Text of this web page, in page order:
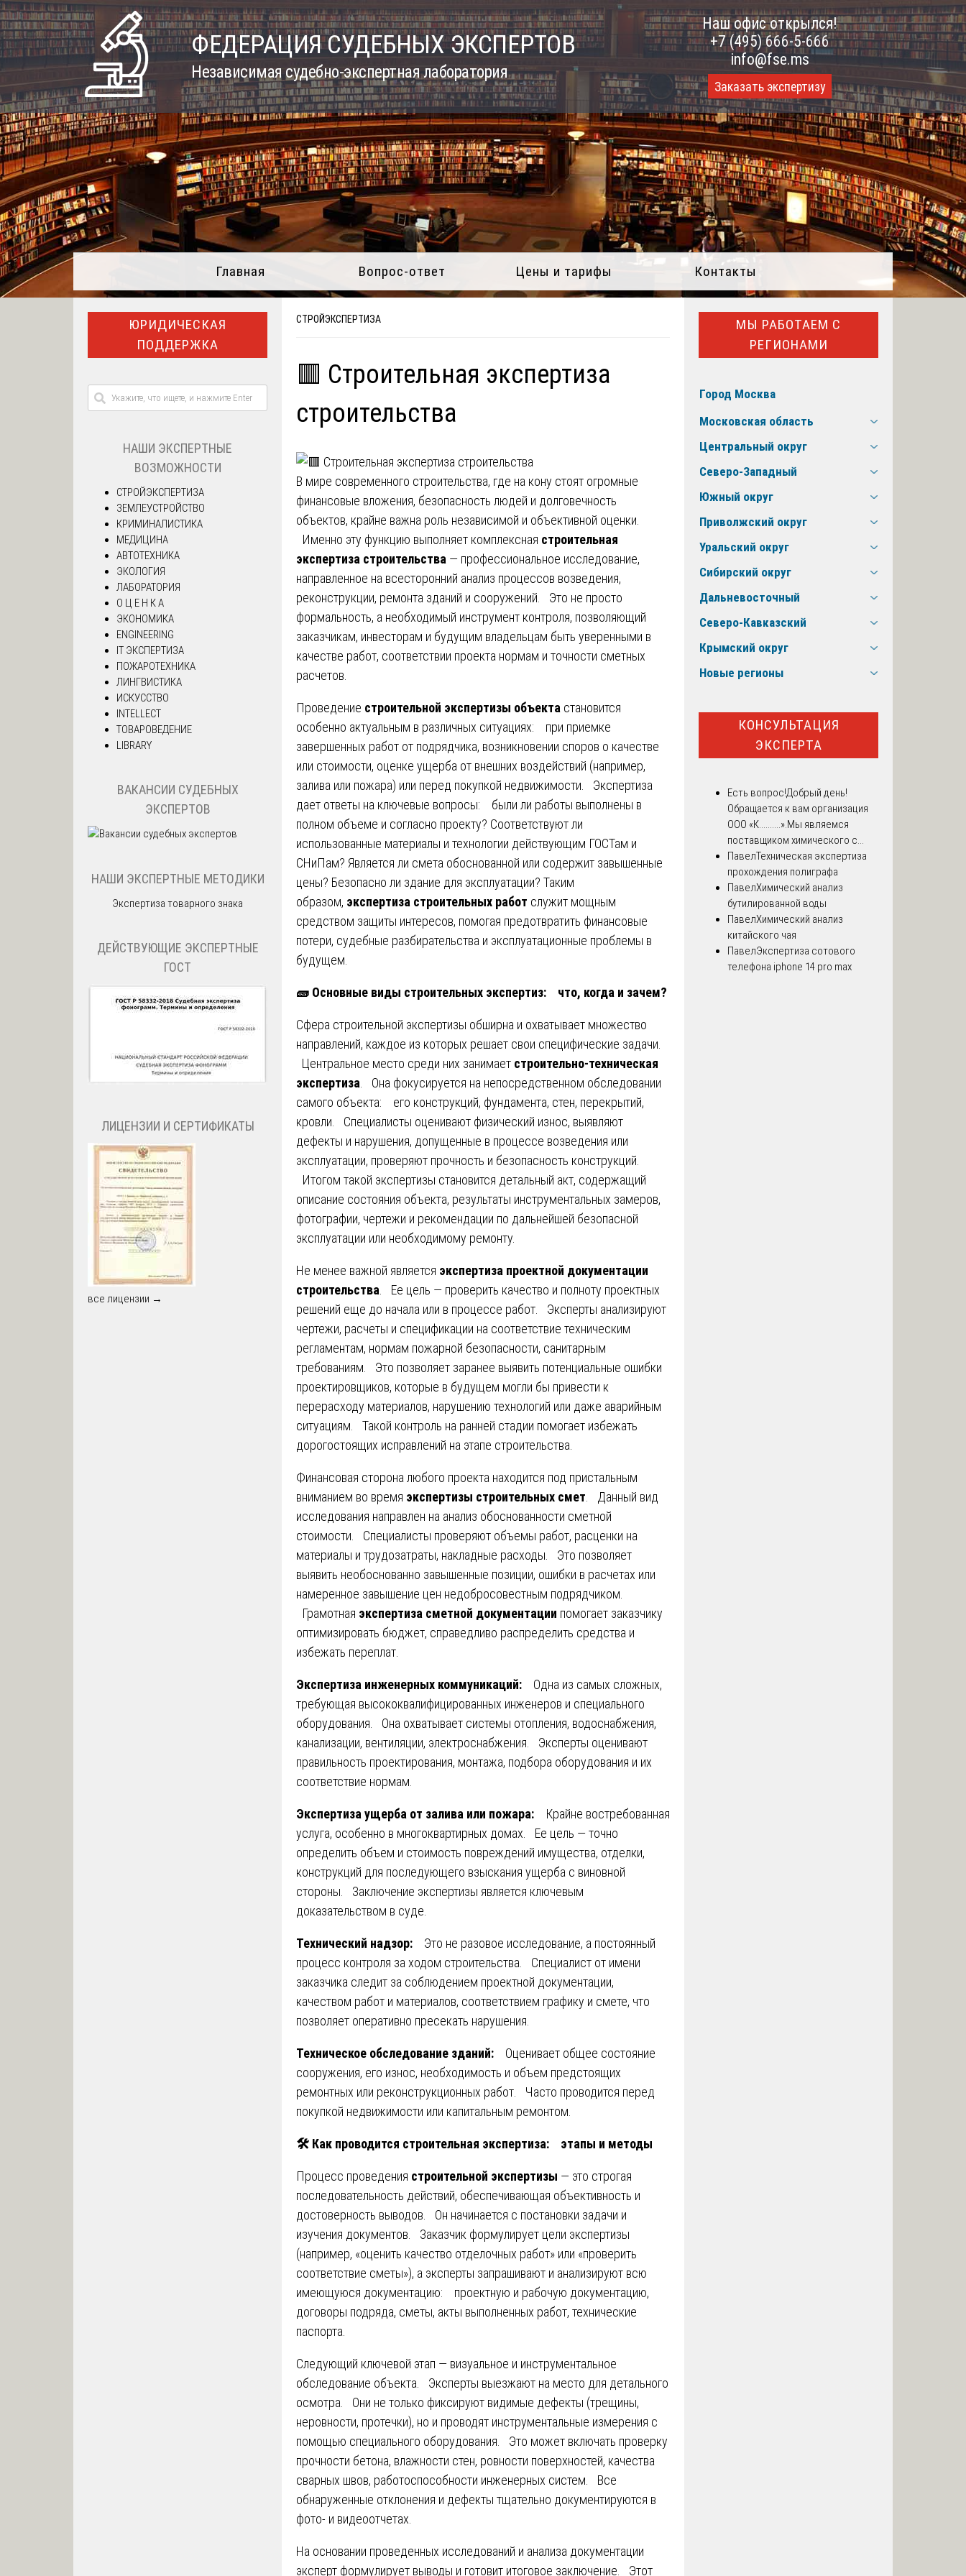
Skip
to
content
ФЕДЕРАЦИЯ СУДЕБНЫХ ЭКСПЕРТОВ
Независимая судебно-экспертная лаборатория
Наш офис открылся!
+7 (495) 666-5-666
info@fse.ms
Заказать экспертизу
Главная Вопрос-ответ Цены и тарифы Контакты
СТРОЙЭКСПЕРТИЗА
🟥 Строительная экспертиза
строительства
В мире современного строительства, где на кону стоят огромные
финансовые вложения, безопасность людей и долговечность
объектов, крайне важна роль независимой и объективной оценки.
Именно эту функцию выполняет комплексная строительная
экспертиза строительства — профессиональное исследование,
направленное на всесторонний анализ процессов возведения,
реконструкции, ремонта зданий и сооружений. Это не просто
формальность, а необходимый инструмент контроля, позволяющий
заказчикам, инвесторам и будущим владельцам быть уверенными в
качестве работ, соответствии проекта нормам и точности сметных
расчетов.
Проведение строительной экспертизы объекта становится
особенно актуальным в различных ситуациях: при приемке
завершенных работ от подрядчика, возникновении споров о качестве
или стоимости, оценке ущерба от внешних воздействий (например,
залива или пожара) или перед покупкой недвижимости. Экспертиза
дает ответы на ключевые вопросы: были ли работы выполнены в
полном объеме и согласно проекту? Соответствуют ли
использованные материалы и технологии действующим ГОСТам и
СНиПам? Является ли смета обоснованной или содержит завышенные
цены? Безопасно ли здание для эксплуатации? Таким
образом, экспертиза строительных работ служит мощным
средством защиты интересов, помогая предотвратить финансовые
потери, судебные разбирательства и эксплуатационные проблемы в
будущем.
🧱 Основные виды строительных экспертиз: что, когда и зачем?
Сфера строительной экспертизы обширна и охватывает множество
направлений, каждое из которых решает свои специфические задачи.
Центральное место среди них занимает строительно-техническая
экспертиза . Она фокусируется на непосредственном обследовании
самого объекта: его конструкций, фундамента, стен, перекрытий,
кровли. Специалисты оценивают физический износ, выявляют
дефекты и нарушения, допущенные в процессе возведения или
эксплуатации, проверяют прочность и безопасность конструкций.
Итогом такой экспертизы становится детальный акт, содержащий
описание состояния объекта, результаты инструментальных замеров,
фотографии, чертежи и рекомендации по дальнейшей безопасной
эксплуатации или необходимому ремонту.
Не менее важной является экспертиза проектной документации
строительства . Ее цель — проверить качество и полноту проектных
решений еще до начала или в процессе работ. Эксперты анализируют
чертежи, расчеты и спецификации на соответствие техническим
регламентам, нормам пожарной безопасности, санитарным
требованиям. Это позволяет заранее выявить потенциальные ошибки
проектировщиков, которые в будущем могли бы привести к
перерасходу материалов, нарушению технологий или даже аварийным
ситуациям. Такой контроль на ранней стадии помогает избежать
дорогостоящих исправлений на этапе строительства.
Финансовая сторона любого проекта находится под пристальным
вниманием во время экспертизы строительных смет . Данный вид
исследования направлен на анализ обоснованности сметной
стоимости. Специалисты проверяют объемы работ, расценки на
материалы и трудозатраты, накладные расходы. Это позволяет
выявить необоснованно завышенные позиции, ошибки в расчетах или
намеренное завышение цен недобросовестным подрядчиком.
Грамотная экспертиза сметной документации помогает заказчику
оптимизировать бюджет, справедливо распределить средства и
избежать переплат.
Экспертиза инженерных коммуникаций:
Одна из самых сложных,
требующая высококвалифицированных инженеров и специального
оборудования. Она охватывает системы отопления, водоснабжения,
канализации, вентиляции, электроснабжения. Эксперты оценивают
правильность проектирования, монтажа, подбора оборудования и их
соответствие нормам.
Экспертиза ущерба от залива или пожара:
Крайне востребованная
услуга, особенно в многоквартирных домах. Ее цель — точно
определить объем и стоимость повреждений имущества, отделки,
конструкций для последующего взыскания ущерба с виновной
стороны. Заключение экспертизы является ключевым
доказательством в суде.
Технический надзор:
Это не разовое исследование, а постоянный
процесс контроля за ходом строительства. Специалист от имени
заказчика следит за соблюдением проектной документации,
качеством работ и материалов, соответствием графику и смете, что
позволяет оперативно пресекать нарушения.
Техническое обследование зданий:
Оценивает общее состояние
сооружения, его износ, необходимость и объем предстоящих
ремонтных или реконструкционных работ. Часто проводится перед
покупкой недвижимости или капитальным ремонтом.
🛠 ️ Как проводится строительная экспертиза: этапы и методы
Процесс проведения строительной экспертизы — это строгая
последовательность действий, обеспечивающая объективность и
достоверность выводов. Он начинается с постановки задачи и
изучения документов. Заказчик формулирует цели экспертизы
(например, «оценить качество отделочных работ» или «проверить
соответствие сметы»), а эксперты запрашивают и анализируют всю
имеющуюся документацию: проектную и рабочую документацию,
договоры подряда, сметы, акты выполненных работ, технические
паспорта.
Следующий ключевой этап — визуальное и инструментальное
обследование объекта. Эксперты выезжают на место для детального
осмотра. Они не только фиксируют видимые дефекты (трещины,
неровности, протечки), но и проводят инструментальные измерения с
помощью специального оборудования. Это может включать проверку
прочности бетона, влажности стен, ровности поверхностей, качества
сварных швов, работоспособности инженерных систем. Все
обнаруженные отклонения и дефекты тщательно документируются в
фото- и видеоотчетах.
На основании проведенных исследований и анализа документации
эксперт формулирует выводы и готовит итоговое заключение. Этот
ЮРИДИЧЕСКАЯ
ПОДДЕРЖКА
НАШИ ЭКСПЕРТНЫЕ
ВОЗМОЖНОСТИ
СТРОЙЭКСПЕРТИЗА
ЗЕМЛЕУСТРОЙСТВО
КРИМИНАЛИСТИКА
МЕДИЦИНА
АВТОТЕХНИКА
ЭКОЛОГИЯ
ЛАБОРАТОРИЯ
О Ц Е Н К А
ЭКОНОМИКА
ENGINEERING
IT ЭКСПЕРТИЗА
ПОЖАРОТЕХНИКА
ЛИНГВИСТИКА
ИСКУССТВО
INTELLECT
ТОВАРОВЕДЕНИЕ
LIBRARY
ВАКАНСИИ СУДЕБНЫХ
ЭКСПЕРТОВ
НАШИ ЭКСПЕРТНЫЕ МЕТОДИКИ
Экспертиза товарного знака
ДЕЙСТВУЮЩИЕ ЭКСПЕРТНЫЕ
ГОСТ
ЛИЦЕНЗИИ И СЕРТИФИКАТЫ
все лицензии →
МЫ РАБОТАЕМ С
РЕГИОНАМИ
Город Москва
Московская область
Центральный округ
Северо-Западный
Южный округ
Приволжский округ
Уральский округ
Сибирский округ
Дальневосточный
Северо-Кавказский
Крымский округ
Новые регионы
КОНСУЛЬТАЦИЯ
ЭКСПЕРТА
Есть вопрос!Добрый день!
Обращается к вам организация
ООО «К..........».Мы являемся
поставщиком химического с...
ПавелТехническая экспертиза
прохождения полиграфа
ПавелХимический анализ
бутилированной воды
ПавелХимический анализ
китайского чая
ПавелЭкспертиза сотового
телефона iphone 14 pro max